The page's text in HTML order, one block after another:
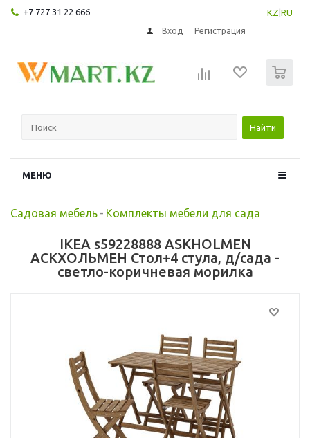
+7 727 31 22 666 KZ RU
Вход Регистрация
Найти
МЕНЮ
Садовая мебель - Комплекты мебели для сада
IKEA s59228888 ASKHOLMEN
АСКХОЛЬМЕН Стол+4 стула, д/сада -
светло-коричневая морилка